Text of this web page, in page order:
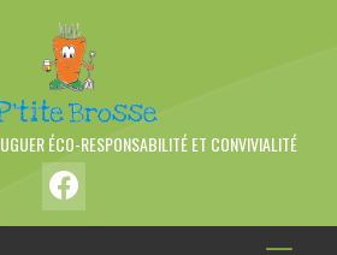
ÉCO-RESPONSABILITÉ ET CONVIVIALITÉ